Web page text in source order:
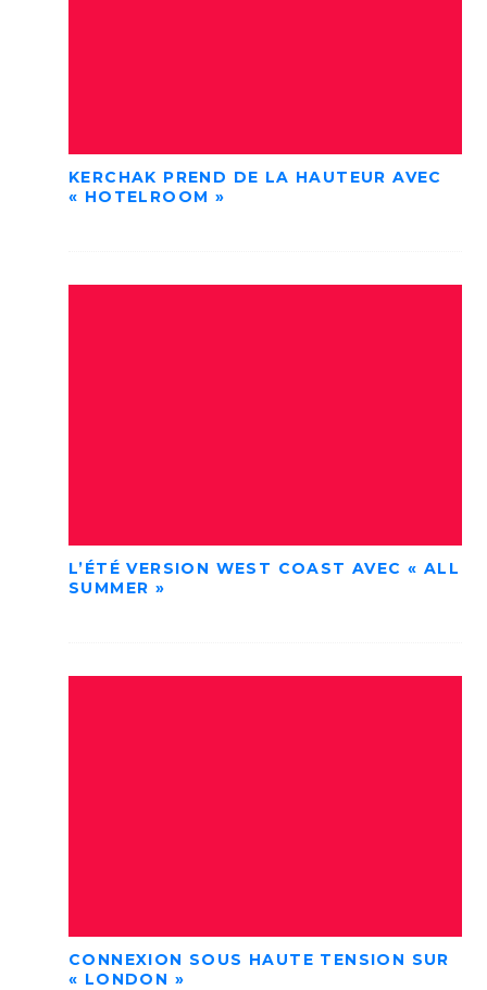
KERCHAK PREND DE LA HAUTEUR AVEC
« HOTELROOM »
L’ÉTÉ VERSION WEST COAST AVEC « ALL
SUMMER »
CONNEXION SOUS HAUTE TENSION SUR
« LONDON »